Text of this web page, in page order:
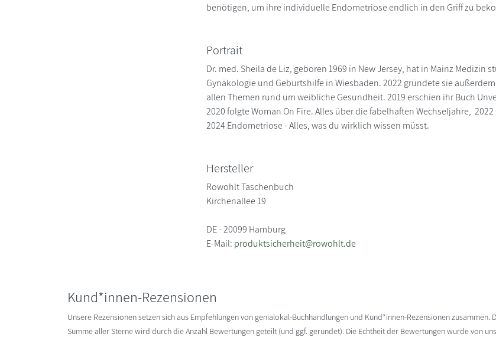
benötigen, um ihre individuelle Endometriose endlich in den Griff zu
Portrait
Dr. med. Sheila de Liz, geboren 1969 in New Jersey, hat in Mainz Medizin
Gynäkologie und Geburtshilfe in Wiesbaden. 2022 gründete sie
allen Themen rund um weibliche Gesundheit. 2019 erschien ihr Buch
2020 folgte Woman On Fire. Alles über die fabelhaften Wechseljahre,
2024 Endometriose - Alles, was du wirklich wissen müsst.
Hersteller
Rowohlt Taschenbuch
Kirchenallee 19
DE - 20099 Hamburg
E-Mail: produktsicherheit@rowohlt.de
Kund*innen-Rezensionen
Unsere Rezensionen setzen sich aus Empfehlungen von genialokal-Buchhandlungen und Kund*innen-Rezensionen zusammen.
Summe aller Sterne wird durch die Anzahl Bewertungen geteilt (und ggf. gerundet). Die Echtheit der Bewertungen wurde von uns